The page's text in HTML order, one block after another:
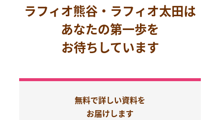
ラフィオ熊谷・ラフィオ太田は
あなたの第一歩を
お待ちしています
無料で詳しい資料を
お届けします